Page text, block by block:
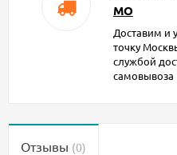
МО
Доставим и
точку
службой
самовывоза
Отзывы (0)